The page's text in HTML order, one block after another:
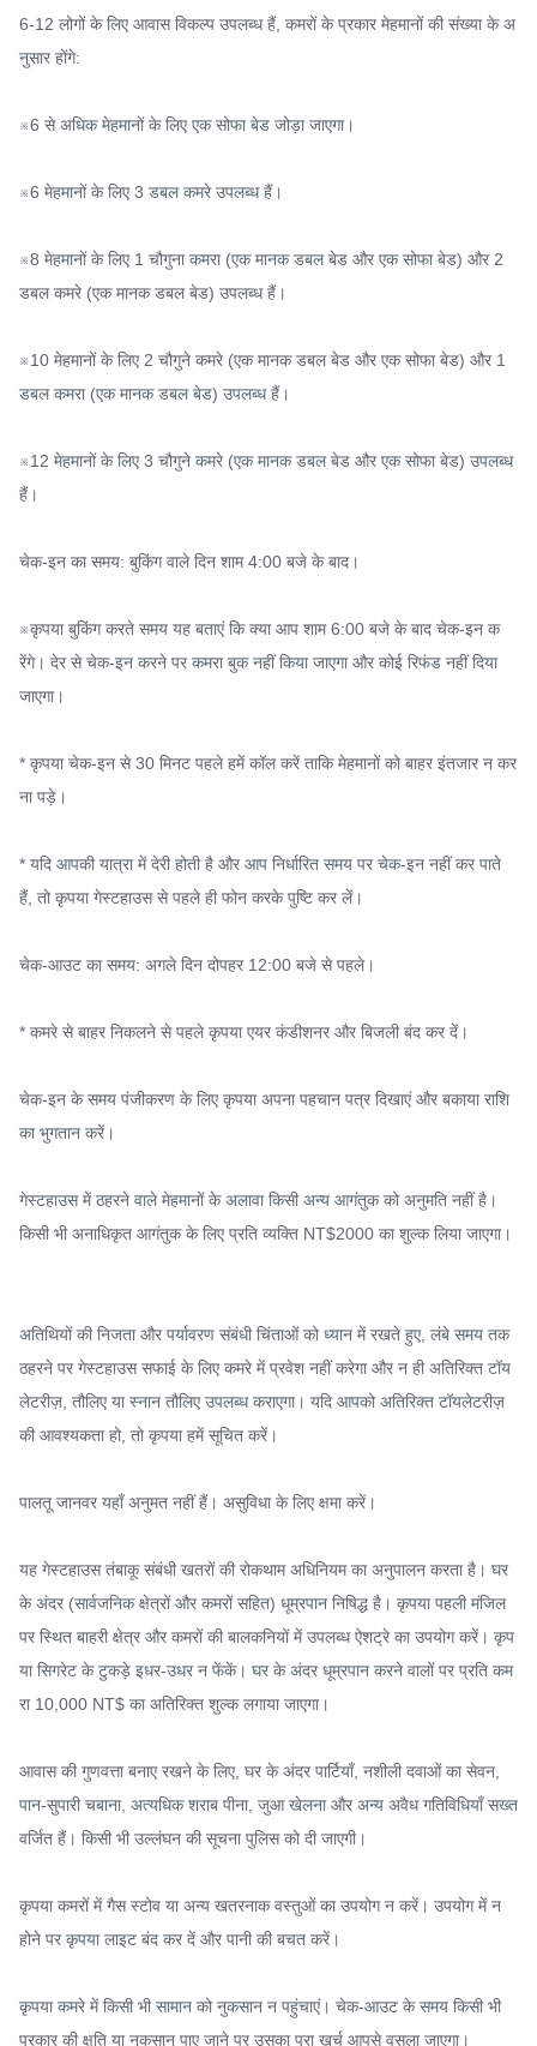
6-12 लोगों के लिए आवास विकल्प उपलब्ध हैं, कमरों के प्रकार मेहमानों की संख्या के अ
नुसार होंगे:
※6 से अधिक मेहमानों के लिए एक सोफा बेड जोड़ा जाएगा।
※6 मेहमानों के लिए 3 डबल कमरे उपलब्ध हैं।
※8 मेहमानों के लिए 1 चौगुना कमरा (एक मानक डबल बेड और एक सोफा बेड) और 2
डबल कमरे (एक मानक डबल बेड) उपलब्ध हैं।
※10 मेहमानों के लिए 2 चौगुने कमरे (एक मानक डबल बेड और एक सोफा बेड) और 1
डबल कमरा (एक मानक डबल बेड) उपलब्ध हैं।
※12 मेहमानों के लिए 3 चौगुने कमरे (एक मानक डबल बेड और एक सोफा बेड) उपलब्ध
हैं।
चेक-इन का समय: बुकिंग वाले दिन शाम 4:00 बजे के बाद।
※कृपया बुकिंग करते समय यह बताएं कि क्या आप शाम 6:00 बजे के बाद चेक-इन क
रेंगे। देर से चेक-इन करने पर कमरा बुक नहीं किया जाएगा और कोई रिफंड नहीं दिया
जाएगा।
* कृपया चेक-इन से 30 मिनट पहले हमें कॉल करें ताकि मेहमानों को बाहर इंतजार न कर
ना पड़े।
* यदि आपकी यात्रा में देरी होती है और आप निर्धारित समय पर चेक-इन नहीं कर पाते
हैं, तो कृपया गेस्टहाउस से पहले ही फोन करके पुष्टि कर लें।
चेक-आउट का समय: अगले दिन दोपहर 12:00 बजे से पहले।
* कमरे से बाहर निकलने से पहले कृपया एयर कंडीशनर और बिजली बंद कर दें।
चेक-इन के समय पंजीकरण के लिए कृपया अपना पहचान पत्र दिखाएं और बकाया राशि
का भुगतान करें।
गेस्टहाउस में ठहरने वाले मेहमानों के अलावा किसी अन्य आगंतुक को अनुमति नहीं है।
किसी भी अनाधिकृत आगंतुक के लिए प्रति व्यक्ति NT$2000 का शुल्क लिया जाएगा।
अतिथियों की निजता और पर्यावरण संबंधी चिंताओं को ध्यान में रखते हुए, लंबे समय तक
ठहरने पर गेस्टहाउस सफाई के लिए कमरे में प्रवेश नहीं करेगा और न ही अतिरिक्त टॉय
लेटरीज़, तौलिए या स्नान तौलिए उपलब्ध कराएगा। यदि आपको अतिरिक्त टॉयलेटरीज़
की आवश्यकता हो, तो कृपया हमें सूचित करें।
पालतू जानवर यहाँ अनुमत नहीं हैं। असुविधा के लिए क्षमा करें।
यह गेस्टहाउस तंबाकू संबंधी खतरों की रोकथाम अधिनियम का अनुपालन करता है। घर
के अंदर (सार्वजनिक क्षेत्रों और कमरों सहित) धूम्रपान निषिद्ध है। कृपया पहली मंजिल
पर स्थित बाहरी क्षेत्र और कमरों की बालकनियों में उपलब्ध ऐशट्रे का उपयोग करें। कृप
या सिगरेट के टुकड़े इधर-उधर न फेंकें। घर के अंदर धूम्रपान करने वालों पर प्रति कम
रा 10,000 NT$ का अतिरिक्त शुल्क लगाया जाएगा।
आवास की गुणवत्ता बनाए रखने के लिए, घर के अंदर पार्टियाँ, नशीली दवाओं का सेवन,
पान-सुपारी चबाना, अत्यधिक शराब पीना, जुआ खेलना और अन्य अवैध गतिविधियाँ सख्त
वर्जित हैं। किसी भी उल्लंघन की सूचना पुलिस को दी जाएगी।
कृपया कमरों में गैस स्टोव या अन्य खतरनाक वस्तुओं का उपयोग न करें। उपयोग में न
होने पर कृपया लाइट बंद कर दें और पानी की बचत करें।
कृपया कमरे में किसी भी सामान को नुकसान न पहुंचाएं। चेक-आउट के समय किसी भी
प्रकार की क्षति या नुकसान पाए जाने पर उसका पूरा खर्च आपसे वसूला जाएगा।